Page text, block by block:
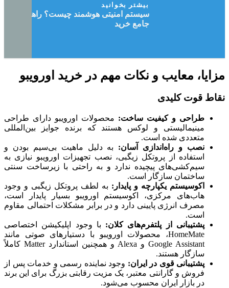
بیشتر بخوانید
سیستم امنیتی هوشمند چیست؟ راهنمای
جامع خرید
مزایا، معایب و نکات مهم در خرید اورویبو
نقاط قوت کلیدی
طراحی و کیفیت ساخت: محصولات اورویبو دارای طراحی
مینیمالیستی و لوکس هستند که برنده جوایز بین‌المللی
متعددی شده است.
نصب و راه‌اندازی آسان: به دلیل ماهیت بی‌سیم بودن و
استفاده از پروتکل زیگبی، نصب تجهیزات اورویبو نیازی به
سیم‌کشی‌های پیچیده ندارد و به راحتی با زیرساخت سنتی
ساختمان سازگار است.
اکوسیستم یکپارچه و پایدار: به لطف پروتکل زیگبی و وجود
هاب‌های مرکزی، اکوسیستم اورویبو بسیار پایدار است،
مصرف انرژی پایینی دارد و در برابر مشکلات احتمالی مقاوم
است.
پشتیبانی از پلتفرم‌های کلان: با وجود اپلیکیشن اختصاصی
HomeMate، محصولات اورویبو با دستیارهای صوتی مانند
Google Assistant و Alexa و همچنین استاندارد Matter کاملاً
سازگار هستند.
پشتیبانی قوی در ایران: وجود نماینده رسمی و خدمات پس از
فروش و گارانتی معتبر، یک مزیت رقابتی بزرگ برای این برند
در بازار ایران محسوب می‌شود.